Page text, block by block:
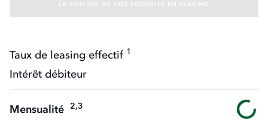
LA VOITURE DE VOS SOUHAITS EN LEASING
Taux de leasing effectif 1
Intérêt débiteur
Mensualité 2,3